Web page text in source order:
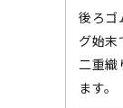
後ろゴ
グ始末
二重織
ます。